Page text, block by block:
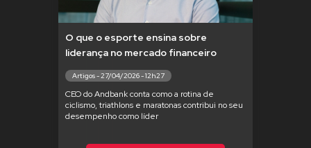
O que o esporte ensina sobre
liderança no mercado financeiro
Artigos - 27/04/2026 - 12h27
CEO do Andbank conta como a rotina de
ciclismo, triathlons e maratonas contribui no seu
desempenho como líder